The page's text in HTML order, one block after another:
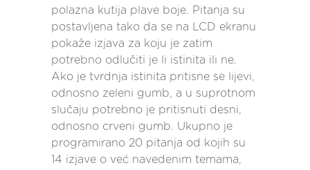
polazna kutija plave boje. Pitanja su
postavljena tako da se na LCD ekranu
pokaže izjava za koju je zatim
potrebno odlučiti je li istinita ili ne.
Ako je tvrdnja istinita pritisne se lijevi,
odnosno zeleni gumb, a u suprotnom
slučaju potrebno je pritisnuti desni,
odnosno crveni gumb. Ukupno je
programirano 20 pitanja od kojih su
14 izjave o već navedenim temama,